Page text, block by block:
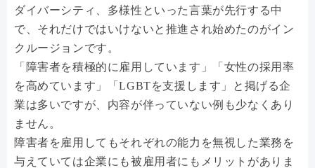
ダイバーシティ、多様性といった言葉が先行する中
で、それだけではいけないと推進され始めたのがイン
クルージョンです。
「障害者を積極的に雇用しています」「女性の採用率
を高めています」「LGBTを支援します」と掲げる企
業は多いですが、内容が伴っていない例も少なくあり
ません。
障害者を雇用してもそれぞれの能力を無視した業務を
与えていては企業にも被雇用者にもメリットがありま